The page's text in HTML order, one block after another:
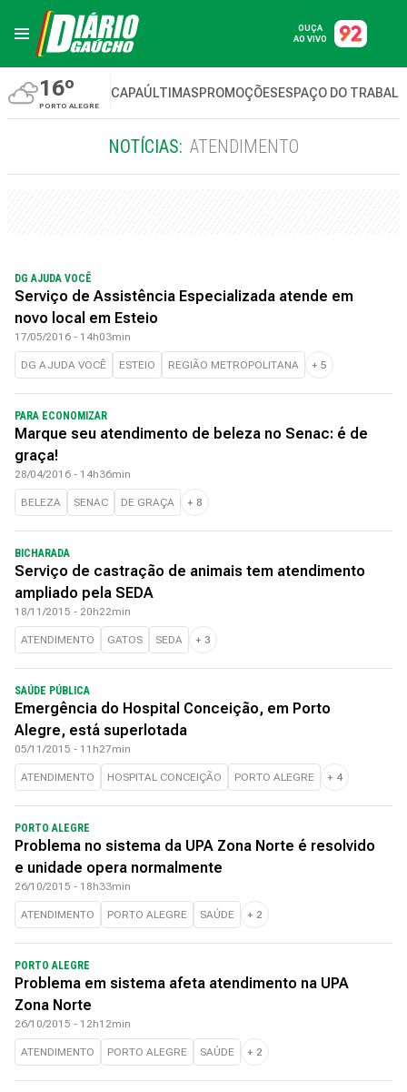
OUÇA
AO VIVO
16º
PORTO ALEGRE
CAPAÚLTIMASPROMOÇÕESESPAÇO DO
NOTÍCIAS: ATENDIMENTO
DG AJUDA VOCÊ
Serviço de Assistência Especializada atende em
novo local em Esteio
17/05/2016 - 14h03min
DG AJUDA VOCÊ ESTEIO REGIÃO METROPOLITANA + 5
PARA ECONOMIZAR
Marque seu atendimento de beleza no Senac: é de
graça!
28/04/2016 - 14h36min
BELEZA SENAC DE GRAÇA + 8
BICHARADA
Serviço de castração de animais tem atendimento
ampliado pela SEDA
18/11/2015 - 20h22min
ATENDIMENTO GATOS SEDA + 3
SAÚDE PÚBLICA
Emergência do Hospital Conceição, em Porto
Alegre, está superlotada
05/11/2015 - 11h27min
ATENDIMENTO HOSPITAL CONCEIÇÃO PORTO ALEGRE + 4
PORTO ALEGRE
Problema no sistema da UPA Zona Norte é resolvido
e unidade opera normalmente
26/10/2015 - 18h33min
ATENDIMENTO PORTO ALEGRE SAÚDE + 2
PORTO ALEGRE
Problema em sistema afeta atendimento na UPA
Zona Norte
26/10/2015 - 12h12min
ATENDIMENTO PORTO ALEGRE SAÚDE + 2